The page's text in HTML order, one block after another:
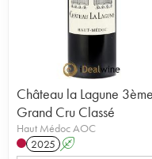
Château la Lagune 3ème
Grand Cru Classé
Haut Médoc AOC
2025 A